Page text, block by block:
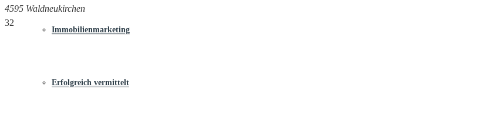
Immobilienmarketing
Erfolgreich vermittelt
4595 Waldneukirchen
32